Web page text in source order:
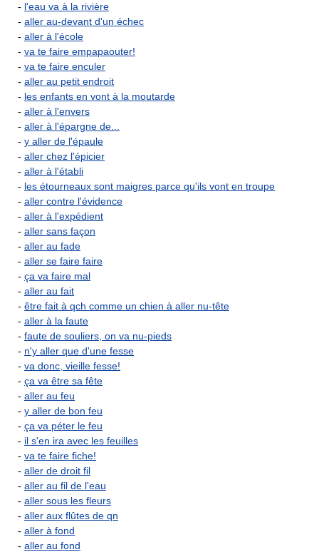
- l'eau va à la rivière
- aller au-devant d'un échec
- aller à l'école
- va te faire empapaouter!
- va te faire enculer
- aller au petit endroit
- les enfants en vont à la moutarde
- aller à l'envers
- aller à l'épargne de...
- y aller de l'épaule
- aller chez l'épicier
- aller à l'établi
- les étourneaux sont maigres parce qu'ils vont en troupe
- aller contre l'évidence
- aller à l'expédient
- aller sans façon
- aller au fade
- aller se faire faire
- ça va faire mal
- aller au fait
- être fait à qch comme un chien à aller nu-tête
- aller à la faute
- faute de souliers, on va nu-pieds
- n'y aller que d'une fesse
- va donc, vieille fesse!
- ça va être sa fête
- aller au feu
- y aller de bon feu
- ça va péter le feu
- il s'en ira avec les feuilles
- va te faire fiche!
- aller de droit fil
- aller au fil de l'eau
- aller sous les fleurs
- aller aux flûtes de qn
- aller à fond
- aller au fond